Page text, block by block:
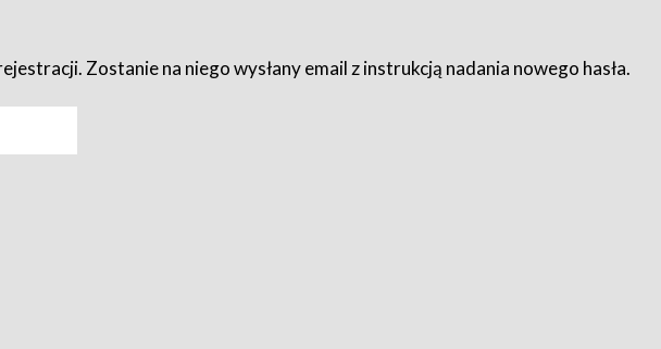
Zostanie na niego wysłany email z instrukcją nadania nowego hasła.